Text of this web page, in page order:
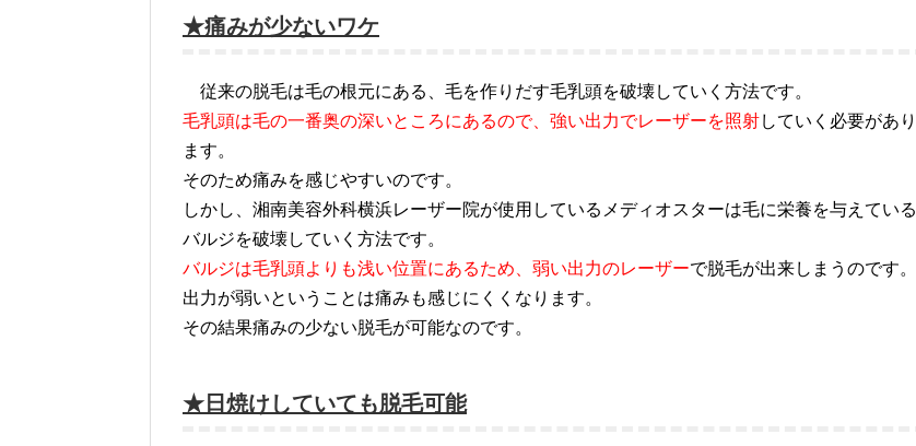
★痛みが少ないワケ
従来の脱毛は毛の根元にある、毛を作りだす毛乳頭を破壊していく方法です。
毛乳頭は毛の一番奥の深いところにあるので、強い出力でレーザーを照射していく必要があり
ます。
そのため痛みを感じやすいのです。
しかし、湘南美容外科横浜レーザー院が使用しているメディオスターは毛に栄養を与えている
バルジを破壊していく方法です。
バルジは毛乳頭よりも浅い位置にあるため、弱い出力のレーザーで脱毛が出来しまうのです。
出力が弱いということは痛みも感じにくくなります。
その結果痛みの少ない脱毛が可能なのです。
★日焼けしていても脱毛可能